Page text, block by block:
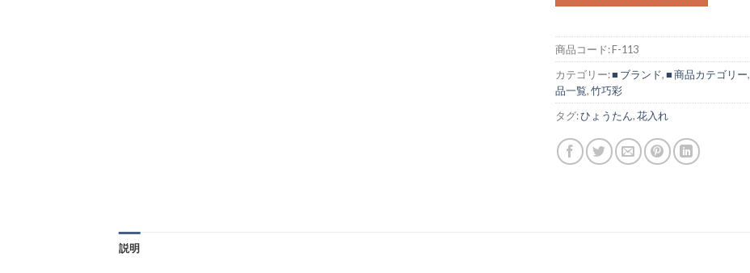
商品コード:F-113
カテゴリー:■ ブランド,■ 商品カテゴリー,
品一覧,竹巧彩
タグ:ひょうたん,花入れ
説明